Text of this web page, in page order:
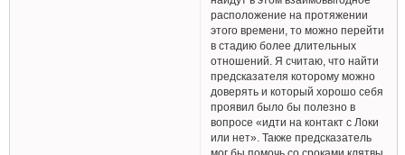
расположение на протяжении
этого времени, то можно перейти
в стадию более длительных
отношений. Я считаю, что найти
предсказателя которому можно
доверять и который хорошо себя
проявил было бы полезно в
вопросе «идти на контакт с Локи
или нет». Также предсказатель